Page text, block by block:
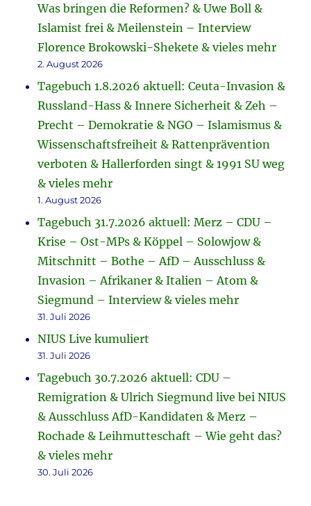
Was bringen die Reformen? & Uwe Boll &
Islamist frei & Meilenstein – Interview
Florence Brokowski-Shekete & vieles mehr
2. August 2026
Tagebuch 1.8.2026 aktuell: Ceuta-Invasion &
Russland-Hass & Innere Sicherheit & Zeh –
Precht – Demokratie & NGO – Islamismus &
Wissenschaftsfreiheit & Rattenprävention
verboten & Hallerforden singt & 1991 SU weg
& vieles mehr
1. August 2026
Tagebuch 31.7.2026 aktuell: Merz – CDU –
Krise – Ost-MPs & Köppel – Solowjow &
Mitschnitt – Bothe – AfD – Ausschluss &
Invasion – Afrikaner & Italien – Atom &
Siegmund – Interview & vieles mehr
31. Juli 2026
NIUS Live kumuliert
31. Juli 2026
Tagebuch 30.7.2026 aktuell: CDU –
Remigration & Ulrich Siegmund live bei NIUS
& Ausschluss AfD-Kandidaten & Merz –
Rochade & Leihmutteschaft – Wie geht das?
& vieles mehr
30. Juli 2026